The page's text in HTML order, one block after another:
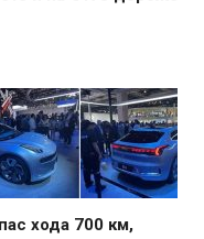
хода 700 км,